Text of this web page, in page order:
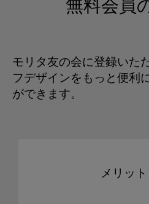
無料会員
モリタ友の会に登録いた
フデザインをもっと便利
ができます。
メリット